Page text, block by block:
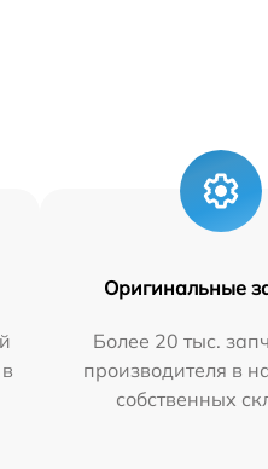
Оригинальные
Более 20 тыс.
производителя в
собственных